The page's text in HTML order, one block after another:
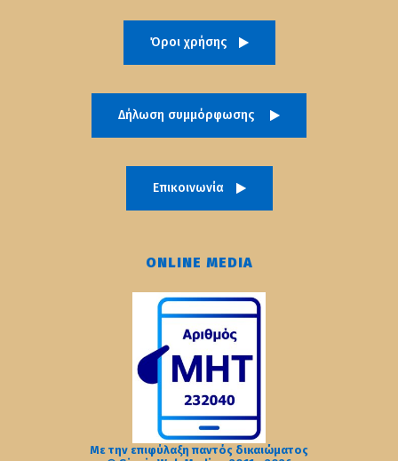
Όροι χρήσης
Δήλωση συμμόρφωσης
Επικοινωνία
ONLINE MEDIA
Με την επιφύλαξη παντός δικαιώματος